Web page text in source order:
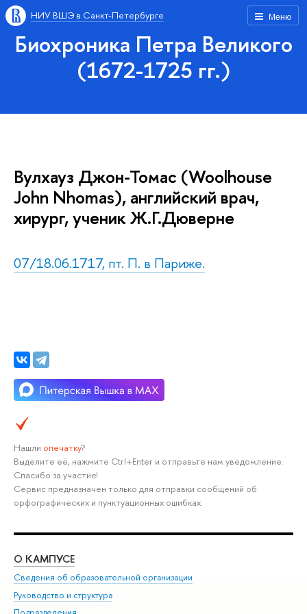
Меню
НИУ ВШЭ в Санкт-Петербурге
Биохроника Петра Великого
(1672-1725 гг.)
Вулхауз Джон-Томас (Woolhouse
John Nhomas), английский врач,
хирург, ученик Ж.Г.Дюверне
07/18.06.1717, пт. П. в Париже.
Нашли опечатку?
Выделите её, нажмите Ctrl+Enter и отправьте нам уведомление.
Спасибо за участие!
Сервис предназначен только для отправки сообщений об
орфографических и пунктуационных ошибках.
О КАМПУСЕ
Сведения об образовательной организации
Руководство и структура